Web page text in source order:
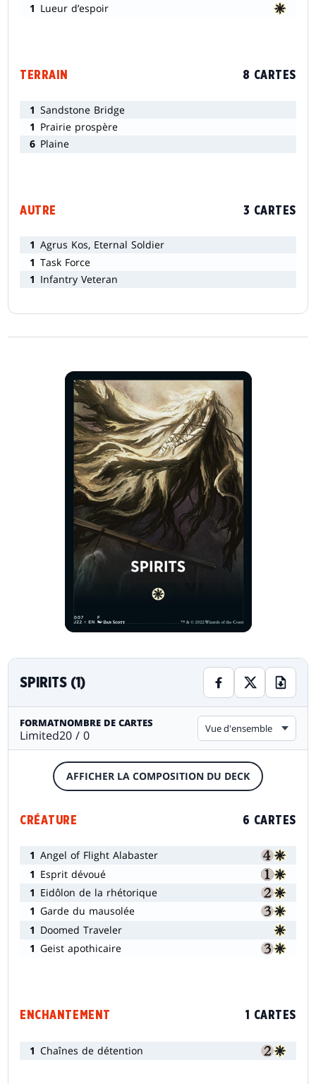
1 Lueur d’espoir
TERRAIN 8 CARTES
1 Sandstone Bridge
1 Prairie prospère
6 Plaine
AUTRE 3 CARTES
1 Agrus Kos, Eternal Soldier
1 Task Force
1 Infantry Veteran
SPIRITS (1)
FORMAT
Limited
NOMBRE DE CARTES
20 / 0 Vue d'ensemble
AFFICHER LA COMPOSITION DU DECK
CRÉATURE 6 CARTES
1 Angel of Flight Alabaster
1 Esprit dévoué
1 Eidôlon de la rhétorique
1 Garde du mausolée
1 Doomed Traveler
1 Geist apothicaire
ENCHANTEMENT 1 CARTES
1 Chaînes de détention